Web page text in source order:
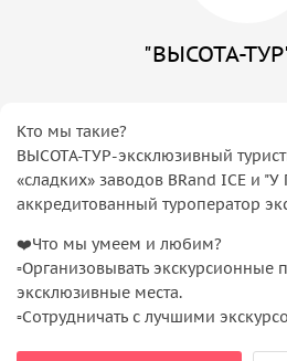
"ВЫСОТА-
Кто мы такие?
ВЫСОТА-ТУР-эксклюзивный
«сладких» заводов BRand ICE и
аккредитованный туроператор
❤️Что мы умеем и любим?
▫️Организовывать экскурсионные
эксклюзивные места.
▫️Сотрудничать с лучшими